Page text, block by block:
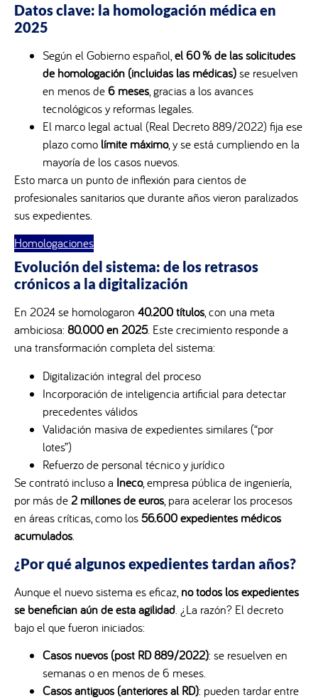
Datos clave: la homologación médica en
2025
Según el Gobierno español,el 60 % de las solicitudes
de homologación (incluidas las médicas)se resuelven
en menos de6 meses, gracias a los avances
tecnológicos y reformas legales.
El marco legal actual (Real Decreto 889/2022) fija ese
plazo como límite máximo, y se está cumpliendo en la
mayoría de los casos nuevos.
Esto marca un punto de inflexión para cientos de
profesionales sanitarios que durante años vieron paralizados
sus expedientes.
Homologaciones
Evolución del sistema: de los retrasos
crónicos a la digitalización
En 2024 se homologaron 40.200 títulos, con una meta
ambiciosa: 80.000 en 2025. Este crecimiento responde a
una transformación completa del sistema:
Digitalización integral del proceso
Incorporación de inteligencia artificial para detectar
precedentes válidos
Validación masiva de expedientes similares (“por
lotes”)
Refuerzo de personal técnico y jurídico
Se contrató incluso a Ineco, empresa pública de ingeniería,
por más de2 millones de euros, para acelerar los procesos
en áreas críticas, como los56.600 expedientes médicos
acumulados.
¿Por qué algunos expedientes tardan años?
Aunque el nuevo sistema es eficaz, no todos los expedientes
se benefician aún de esta agilidad. ¿La razón? El decreto
bajo el que fueron iniciados:
Casos nuevos (post RD 889/2022): se resuelven en
semanas o en menos de 6 meses.
Casos antiguos (anteriores al RD): pueden tardar entre